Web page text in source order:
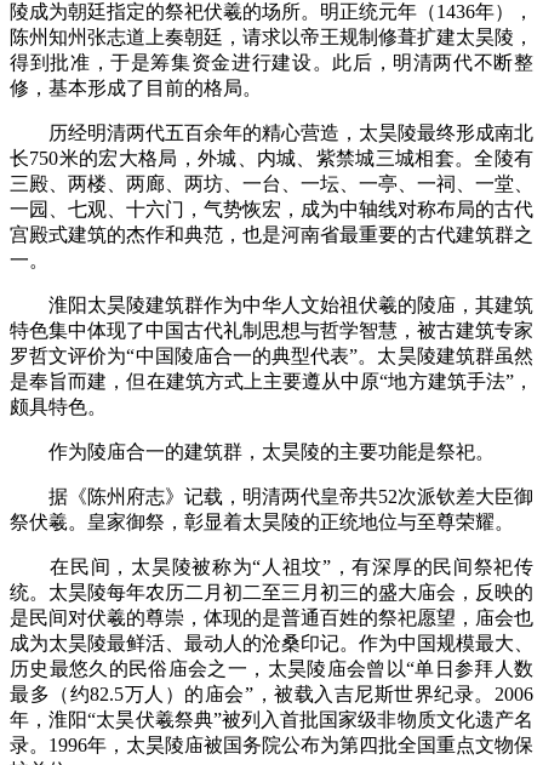
陵成为朝廷指定的祭祀伏羲的场所。明正统元年（1436年），
陈州知州张志道上奏朝廷，请求以帝王规制修葺扩建太昊陵，
得到批准，于是筹集资金进行建设。此后，明清两代不断整
修，基本形成了目前的格局。
历经明清两代五百余年的精心营造，太昊陵最终形成南北
长750米的宏大格局，外城、内城、紫禁城三城相套。全陵有
三殿、两楼、两廊、两坊、一台、一坛、一亭、一祠、一堂、
一园、七观、十六门，气势恢宏，成为中轴线对称布局的古代
宫殿式建筑的杰作和典范，也是河南省最重要的古代建筑群之
一。
淮阳太昊陵建筑群作为中华人文始祖伏羲的陵庙，其建筑
特色集中体现了中国古代礼制思想与哲学智慧，被古建筑专家
罗哲文评价为“中国陵庙合一的典型代表”。太昊陵建筑群虽然
是奉旨而建，但在建筑方式上主要遵从中原“地方建筑手法”，
颇具特色。
作为陵庙合一的建筑群，太昊陵的主要功能是祭祀。
据《陈州府志》记载，明清两代皇帝共52次派钦差大臣御
祭伏羲。皇家御祭，彰显着太昊陵的正统地位与至尊荣耀。
在民间，太昊陵被称为“人祖坟”，有深厚的民间祭祀传
统。太昊陵每年农历二月初二至三月初三的盛大庙会，反映的
是民间对伏羲的尊崇，体现的是普通百姓的祭祀愿望，庙会也
成为太昊陵最鲜活、最动人的沧桑印记。作为中国规模最大、
历史最悠久的民俗庙会之一，太昊陵庙会曾以“单日参拜人数
最多（约82.5万人）的庙会”，被载入吉尼斯世界纪录。2006
年，淮阳“太昊伏羲祭典”被列入首批国家级非物质文化遗产名
录。1996年，太昊陵庙被国务院公布为第四批全国重点文物保